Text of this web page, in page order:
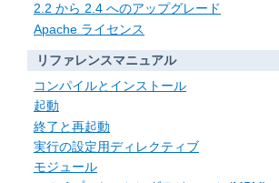
2.2 から 2.4 へのアップグレード
Apache ライセンス
リファレンスマニュアル
コンパイルとインストール
起動
終了と再起動
実行の設定用ディレクティブ
モジュール